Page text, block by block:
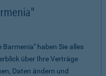
haben Sie alles
über Ihre Verträge
Daten ändern und